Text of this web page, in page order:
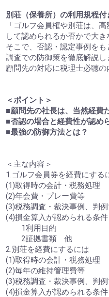
別荘（保養所）の利用規程付
「ゴルフ会員権や別荘は、
して認められるか否かで大き
そこで、否認・認定事例を
調査での防御策を徹底解説し
顧問先の対応に税理士必聴の
＜ポイント＞
■顧問先の社長は、当然経費
■否認の場合と経費性が認め
■最強の防御方法とは？
＜主な内容＞
1.ゴルフ会員券を経費にする
(1)取得時の会計・税務処理
(2)年会費・プレー費等
(3)税務調査・裁決事例、判
(4)損金算入が認められる条件
1利用目的
2証拠書類 他
2.別荘を経費にするには
(1)取得時の会計・税務処理
(2)毎年の維持管理費等
(3)税務調査・裁決事例、判
(4)損金算入が認められる条件